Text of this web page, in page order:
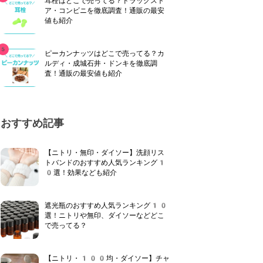
ア・コンビニを徹底調査！通販の最安
値も紹介
ピーカンナッツはどこで売ってる？カ
ルディ・成城石井・ドンキを徹底調
査！通販の最安値も紹介
おすすめ記事
【ニトリ・無印・ダイソー】洗顔リス
トバンドのおすすめ人気ランキング1
0選！効果なども紹介
遮光瓶のおすすめ人気ランキング10
選！ニトリや無印、ダイソーなどどこ
で売ってる？
【ニトリ・100均・ダイソー】チャ